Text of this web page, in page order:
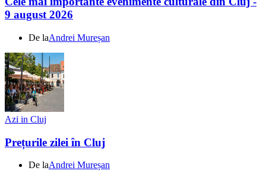
9 august 2026
De laAndrei Mureșan
Azi in Cluj
Prețurile zilei în Cluj
De laAndrei Mureșan